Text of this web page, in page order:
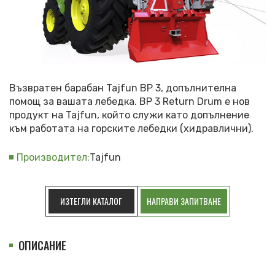
Възвратен барабан Tajfun BP 3, допълнителна
помощ за вашата лебедка. BP 3 Return Drum е нов
продукт на Tajfun, който служи като допълнение
към работата на горските лебедки (хидравлични).
Производител:Tajfun
ИЗТЕГЛИ КАТАЛОГ НАПРАВИ ЗАПИТВАНЕ
ОПИСАНИЕ